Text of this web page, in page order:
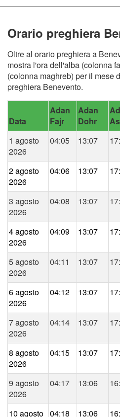
Orario preghiera
Oltre al orario preghiera a
mostra l'ora dell'alba (colonna
(colonna maghreb) per il mese
preghiera Benevento.
Data
Adan
Fajr
Adan
Dohr
1 agosto
2026
04:05 13:07
2 agosto
2026
04:06 13:07
3 agosto
2026
04:08 13:07
4 agosto
2026
04:09 13:07
5 agosto
2026
04:11 13:07
6 agosto
2026
04:12 13:07
7 agosto
2026
04:14 13:07
8 agosto
2026
04:15 13:07
9 agosto
2026
04:17 13:06
10 agosto 04:18 13:06